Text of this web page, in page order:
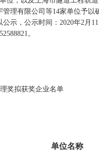
理有限公司等14家单位予以
，公示时间：2020年2月11
。
奖拟获奖企业名单
单位名称